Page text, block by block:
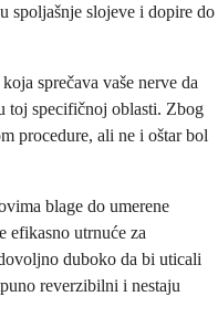
spoljašnje slojeve i dopire do
sprečava vaše nerve da
toj specifičnoj oblasti. Zbog
procedure, ali ne i oštar bol
blage do umerene
efikasno utrnuće za
duboko da bi uticali
reverzibilni i nestaju